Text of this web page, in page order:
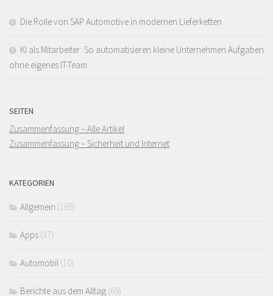
Die Rolle von SAP Automotive in modernen Lieferketten
KI als Mitarbeiter: So automatisieren kleine Unternehmen Aufgaben
ohne eigenes IT-Team
SEITEN
Zusammenfassung – Alle Artikel
Zusammenfassung – Sicherheit und Internet
KATEGORIEN
Allgemein (165)
Apps (37)
Automobil (10)
Berichte aus dem Alltag (69)